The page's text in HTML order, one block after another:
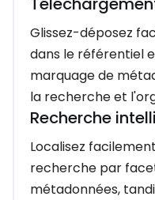
Glissez-déposez
dans le référentiel
marquage de
la recherche et
Recherche
Localisez
recherche par
métadonnées,